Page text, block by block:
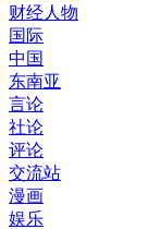
财经人物
国际
中国
东南亚
言论
社论
评论
交流站
漫画
娱乐